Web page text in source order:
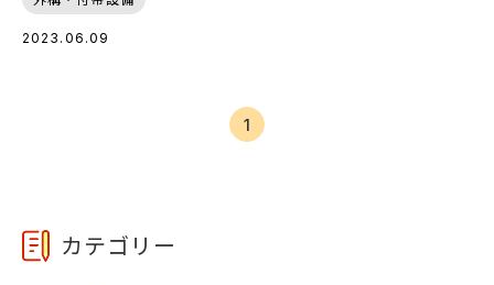
2023.06.09
1
カテゴリー